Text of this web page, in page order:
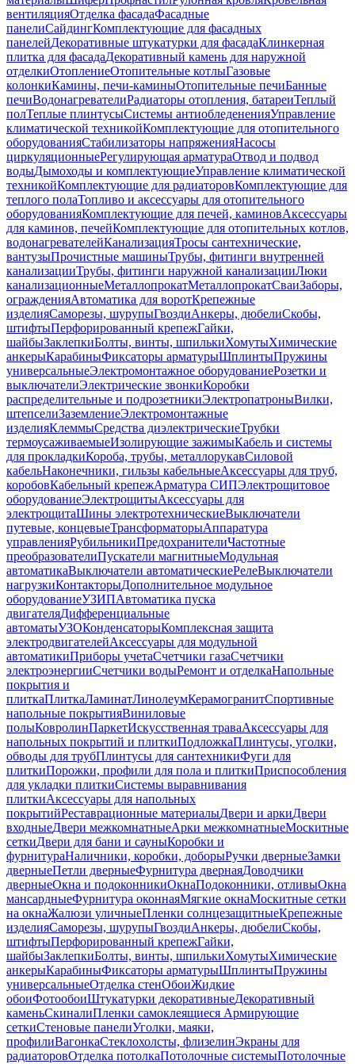
вентиляцияОтделка фасадаФасадные
панелиСайдингКомплектующие для фасадных
панелейДекоративные штукатурки для фасадаКлинкерная
плитка для фасадаДекоративный камень для наружной
отделкиОтоплениеОтопительные котлыГазовые
колонкиКамины, печи-каминыОтопительные печиБанные
печиВодонагревателиРадиаторы отопления, батареиТеплый
полТеплые плинтусыСистемы антиобледененияУправление
климатической техникойКомплектующие для отопительного
оборудованияСтабилизаторы напряженияНасосы
циркуляционныеРегулирующая арматураОтвод и подвод
водыДымоходы и комплектующиеУправление климатической
техникойКомплектующие для радиаторовКомплектующие для
теплого полаТопливо и аксессуары для отопительного
оборудованияКомплектующие для печей, каминовАксессуары
для каминов, печейКомплектующие для отопительных котлов,
водонагревателейКанализацияТросы сантехнические,
вантузыПрочистные машиныТрубы, фитинги внутренней
канализацииТрубы, фитинги наружной канализацииЛюки
канализационныеМеталлопрокатМеталлопрокатСваиЗаборы,
огражденияАвтоматика для воротКрепежные
изделияСаморезы, шурупыГвоздиАнкеры, дюбелиСкобы,
штифтыПерфорированный крепежГайки,
шайбыЗаклепкиБолты, винты, шпилькиХомутыХимические
анкерыКарабиныФиксаторы арматурыШплинтыПружины
универсальныеЭлектромонтажное оборудованиеРозетки и
выключателиЭлектрические звонкиКоробки
распределительные и подрозетникиЭлектропатроныВилки,
штепселиЗаземлениеЭлектромонтажные
изделияКлеммыСредства диэлектрическиеТрубки
термоусаживаемыеИзолирующие зажимыКабель и системы
для прокладкиКороба, трубы, металлорукавСиловой
кабельНаконечники, гильзы кабельныеАксессуары для труб,
коробовКабельный крепежАрматура СИПЭлектрощитовое
оборудованиеЭлектрощитыАксессуары для
электрощитаШины электротехническиеВыключатели
путевые, концевыеТрансформаторыАппаратура
управленияРубильникиПредохранителиЧастотные
преобразователиПускатели магнитныеМодульная
автоматикаВыключатели автоматическиеРелеВыключатели
нагрузкиКонтакторыДополнительное модульное
оборудованиеУЗИПАвтоматика пуска
двигателяДифференциальные
автоматыУЗОКонденсаторыКомплексная защита
электродвигателейАксессуары для модульной
автоматикиПриборы учетаСчетчики газаСчетчики
электроэнергииСчетчики водыРемонт и отделкаНапольные
покрытия и
плиткаПлиткаЛаминатЛинолеумКерамогранитСпортивные
напольные покрытияВиниловые
полыКовролинПаркетИскусственная траваАксессуары для
напольных покрытий и плиткиПодложкаПлинтусы, уголки,
обводы для трубПлинтусы для сантехникиФуги для
плиткиПорожки, профили для пола и плиткиПриспособления
для укладки плиткиСистемы выравнивания
плиткиАксессуары для напольных
покрытийРеставрационные материалыДвери и аркиДвери
входныеДвери межкомнатныеАрки межкомнатныеМоскитные
сеткиДвери для бани и сауныКоробки и
фурнитураНаличники, коробки, доборыРучки дверныеЗамки
дверныеПетли дверныеФурнитура двернаяДоводчики
дверныеОкна и подоконникиОкнаПодоконники, отливыОкна
мансардныеФурнитура оконнаяМягкие окнаМоскитные сетки
на окнаЖалюзи уличныеПленки солнцезащитныеКрепежные
изделияСаморезы, шурупыГвоздиАнкеры, дюбелиСкобы,
штифтыПерфорированный крепежГайки,
шайбыЗаклепкиБолты, винты, шпилькиХомутыХимические
анкерыКарабиныФиксаторы арматурыШплинтыПружины
универсальныеОтделка стенОбоиЖидкие
обоиФотообоиШтукатурки декоративныеДекоративный
каменьСкиналиПленки самоклеящиеся Армирующие
сеткиСтеновые панелиУголки, маяки,
профилиВагонкаСтеклохолсты, флизелинЭкраны для
радиаторовОтделка потолкаПотолочные системыПотолочные